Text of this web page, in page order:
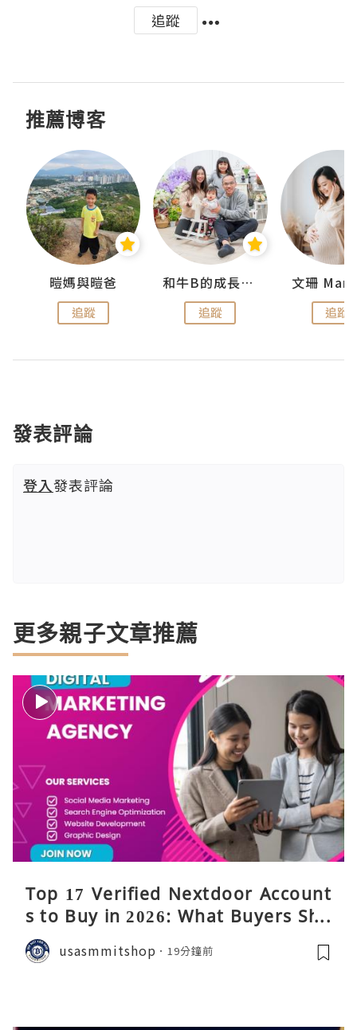
追蹤
推薦博客
暟媽與暟爸
追蹤
和牛B的成長日記
追蹤
文珊
追蹤
發表評論
登入發表評論
更多親子文章推薦
Top 17 Verified Nextdoor Account
s to Buy in 2026: What Buyers Sho
uld Know
usasmmitshop 19分鐘前